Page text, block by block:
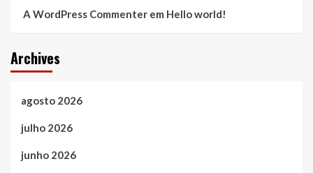
A WordPress Commenter em Hello world!
Archives
agosto 2026
julho 2026
junho 2026